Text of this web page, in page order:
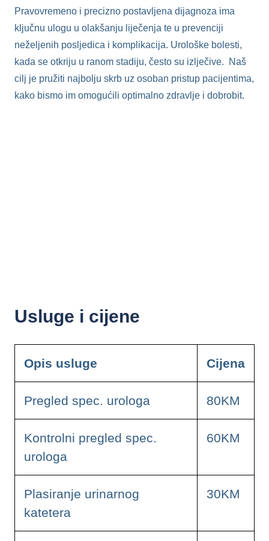
Pravovremeno i precizno postavljena dijagnoza ima
ključnu ulogu u olakšanju liječenja te u prevenciji
neželjenih posljedica i komplikacija. Urološke bolesti,
kada se otkriju u ranom stadiju, često su izlječive. Naš
cilj je pružiti najbolju skrb uz osoban pristup pacijentima,
kako bismo im omogućili optimalno zdravlje i dobrobit.
Usluge i cijene
Opis usluge Cijena
Pregled spec. urologa 80KM
Kontrolni pregled spec.
urologa
60KM
Plasiranje urinarnog
katetera
30KM